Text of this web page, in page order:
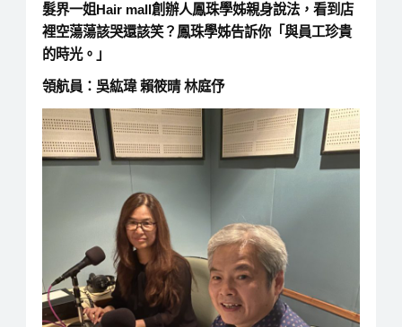
髮界一姐Hair mall創辦人鳳珠學姊親身說法，看到店
裡空蕩蕩該哭還該笑？鳳珠學姊告訴你「與員工珍貴
的時光。」
領航員：吳紘瑋 賴筱晴 林庭伃